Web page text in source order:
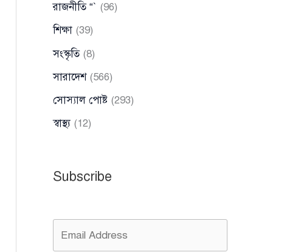
রাজনীতি “` (96)
শিক্ষা (39)
সংস্কৃতি(8)
সারাদেশ(566)
সোস্যাল পোষ্ট (293)
স্বাস্থ্য (12)
Subscribe